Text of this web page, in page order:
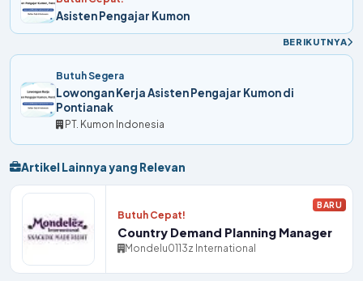
Asisten Pengajar Kumon
BERIKUTNYA
Butuh Segera
Lowongan Kerja Asisten Pengajar Kumon di
Pontianak
PT. Kumon Indonesia
Artikel Lainnya yang Relevan
Butuh Cepat!
Country Demand Planning Manager
Mondelu0113z International
BARU